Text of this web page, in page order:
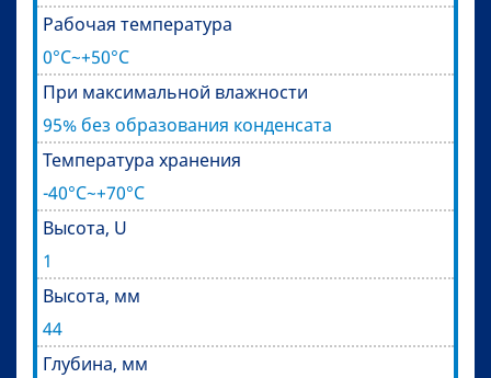
Рабочая температура
0°C~+50°C
При максимальной влажности
95% без образования конденсата
Температура хранения
-40°C~+70°C
Высота, U
1
Высота, мм
44
Глубина, мм